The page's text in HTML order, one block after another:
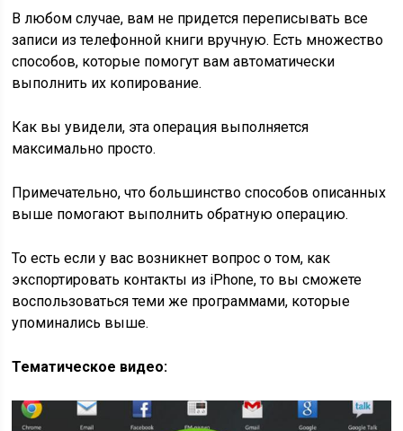
В любом случае, вам не придется переписывать все
записи из телефонной книги вручную. Есть множество
способов, которые помогут вам автоматически
выполнить их копирование.
Как вы увидели, эта операция выполняется
максимально просто.
Примечательно, что большинство способов описанных
выше помогают выполнить обратную операцию.
То есть если у вас возникнет вопрос о том, как
экспортировать контакты из iPhone, то вы сможете
воспользоваться теми же программами, которые
упоминались выше.
Тематическое видео: